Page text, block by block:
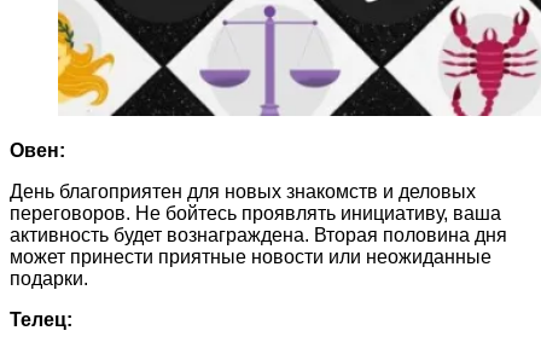
Овен:
День благоприятен для новых знакомств и деловых
переговоров. Не бойтесь проявлять инициативу, ваша
активность будет вознаграждена. Вторая половина дня
может принести приятные новости или неожиданные
подарки.
Телец: